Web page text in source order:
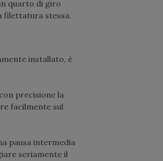
quarto di giro
filettatura stessa.
installato, è
precisione la
facilmente sul
pausa intermedia
seriamente il